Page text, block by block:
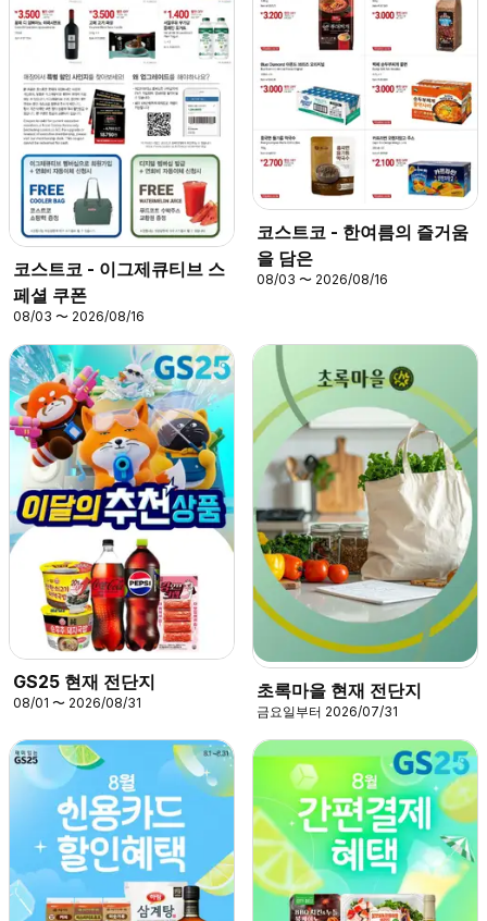
코스트코 - 이그제큐티브 스
페셜 쿠폰
08/03 〜 2026/08/16
코스트코 - 한여름의 즐거움
을 담은
08/03 〜 2026/08/16
GS25 현재 전단지
08/01 〜 2026/08/31
초록마을 현재 전단지
금요일부터 2026/07/31